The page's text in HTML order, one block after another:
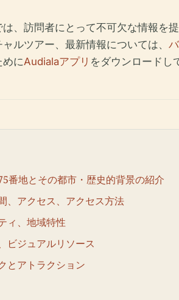
、訪問者にとって不可欠な情報を
ルツアー、最新情報については、
めにAudialaアプリ をダウンロードし
番地とその都市・歴史的背景の紹介
、アクセス、アクセス方法
ィ、地域特性
ビジュアルリソース
とアトラクション